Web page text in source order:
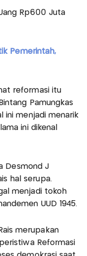
Pemerintah,
reformasi itu
Pamungkas
ini menjadi menarik
ini dikenal
Desmond J
hal serupa.
menjadi tokoh
UUD 1945.
merupakan
Reformasi